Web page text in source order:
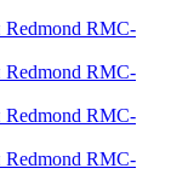
Redmond RMC-
Redmond RMC-
Redmond RMC-
Redmond RMC-